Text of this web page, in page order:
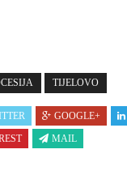
TIJELOVO
GOOGLE+
MAIL